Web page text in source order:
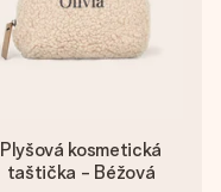
Plyšová kosmetická
taštička - Béžová